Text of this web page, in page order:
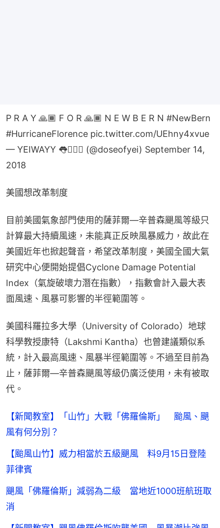
P R A Y 🙏🏾 F O R 🙏🏾 N E W B E R N #NewBern
#HurricaneFlorence pic.twitter.com/UEhny4xvue
— YEIWAYY 👅🧚🏽‍♀️ (@doseofyei) September 14,
2018
美國想改革制度
目前美國氣象部門使用的薩菲爾—辛普森颶風等級只
計算最大持續風速，未能真正反映風暴威力，故此在
美國近年也掀起聲音，希望改革制度，美國全國大氣
研究中心便開始提倡Cyclone Damage Potential
Index（氣旋破壞力潛在指數），指數會計入最大表
面風速、風暴可影響的半徑範圍等。
美國科羅拉多大學（University of Colorado）地球
科學教授康特（Lakshmi Kantha）也曾建議類似系
統，計入最高風速、風暴半徑範圍等。不過至目前為
止，薩菲爾—辛普森颶風等級仍廣泛使用，未有被取
代。
【新聞教室】「山竹」大戰「佛羅倫斯」 颱風、颶
風有何分別？
【颱風山竹】威力相當於五級颶風 料9月15日登陸
菲律賓
颶風「佛羅倫斯」減弱為二級 當地近1000班航班取
消